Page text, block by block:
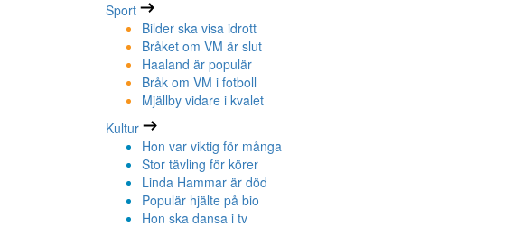
Sport
Bilder ska visa idrott
Bråket om VM är slut
Haaland är populär
Bråk om VM i fotboll
Mjällby vidare i kvalet
Kultur
Hon var viktig för många
Stor tävling för körer
Linda Hammar är död
Populär hjälte på bio
Hon ska dansa i tv